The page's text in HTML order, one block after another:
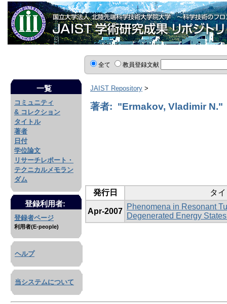
全て 教員登録文献
一覧
コミュニティ
& コレクション
タイトル
著者
日付
学位論文
リサーチレポート・
テクニカルメモラン
ダム
登録利用者:
登録者ページ
利用者(E-people)
ヘルプ
当システムについて
JAIST Repository >
著者: "Ermakov, Vladimir N."
発行日 タ
Apr-2007
Phenomena in Resonant
Degenerated Energy